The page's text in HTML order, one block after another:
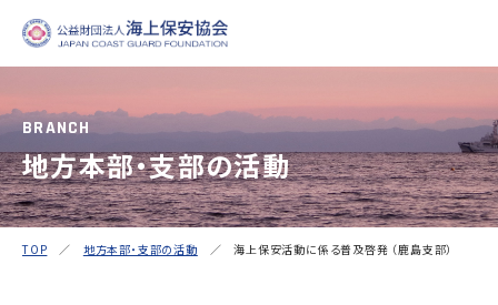
海上保安協会について ABOUT
役員ごあいさつ 組織
事業概要 PROJECT
BRANCH
地方本部・支部の活動
TOP ／ 地方本部・支部の活動 ／ 海上保安活動に係る普及啓発 （鹿島支部）